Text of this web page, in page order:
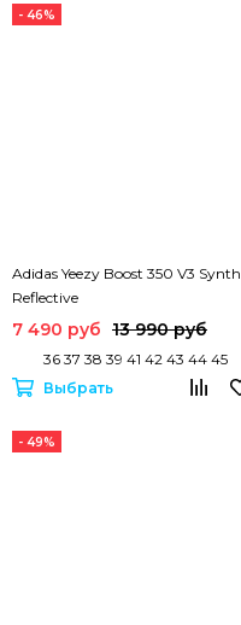
- 46%
Adidas Yeezy Boost 350 V3 Synth
Reflective
7 490 руб 13 990 руб
36 37 38 39 41 42 43 44 45
Выбрать
- 49%